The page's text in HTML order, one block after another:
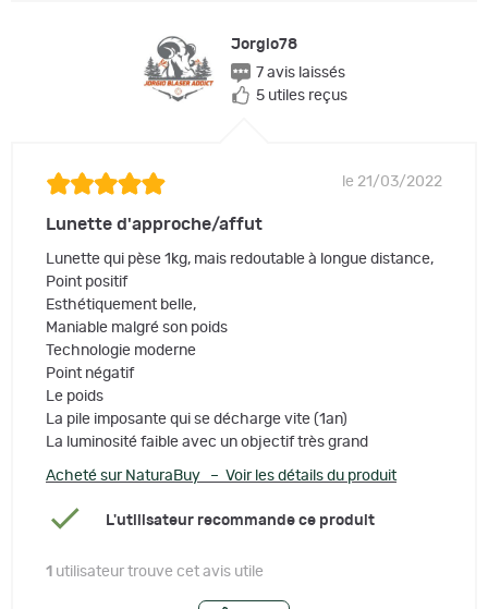
Jorgio78
7 avis laissés
5 utiles reçus
le 21/03/2022
Lunette d'approche/affut
Lunette qui pèse 1kg, mais redoutable à longue distance,
Point positif
Esthétiquement belle,
Maniable malgré son poids
Technologie moderne
Point négatif
Le poids
La pile imposante qui se décharge vite (1an)
La luminosité faible avec un objectif très grand
Acheté sur NaturaBuy – Voir les détails du produit
L'utilisateur recommande ce produit
1 utilisateur trouve cet avis utile